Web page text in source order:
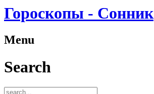
Гороскопы - Сонник
Menu
Search